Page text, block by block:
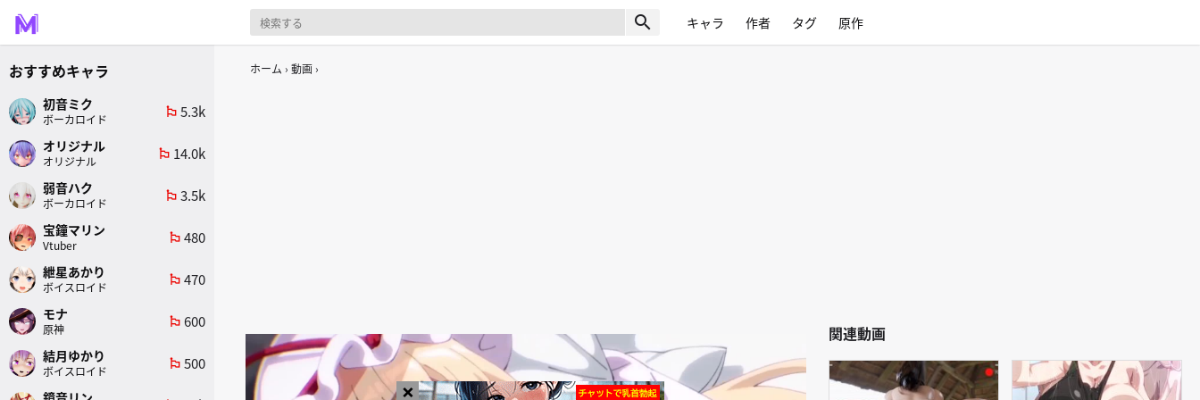
search キャラ 作者 タグ 原作
ホーム 動画
×
関連動画
おすすめキャラ
初音ミク
ボーカロイド
emoji_flags 5.3k
オリジナル
オリジナル
emoji_flags 14.0k
弱音ハク
ボーカロイド
emoji_flags 3.5k
宝鐘マリン
Vtuber
emoji_flags 480
紲星あかり
ボイスロイド
emoji_flags 470
モナ
原神
emoji_flags 600
結月ゆかり
ボイスロイド
emoji_flags 500